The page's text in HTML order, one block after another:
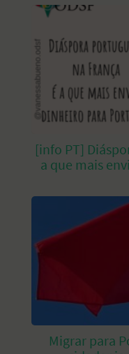
[info PT]
a que mais
Migrar para